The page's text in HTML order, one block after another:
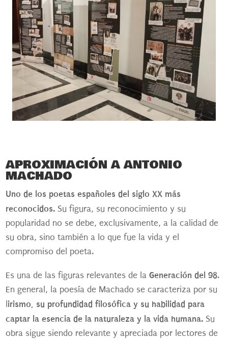
APROXIMACIÓN A ANTONIO
MACHADO
Uno de los poetas españoles del siglo XX más
reconocidos. Su figura, su reconocimiento y su
popularidad no se debe, exclusivamente, a la calidad de
su obra, sino también a lo que fue la vida y el
compromiso del poeta.
Es una de las figuras relevantes de laGeneración del 98.
En general, la poesía de Machado se caracteriza por su
lirismo, su profundidad filosófica y su habilidad para
captar la esencia de la naturaleza y la vida humana. Su
obra sigue siendo relevante y apreciada por lectores de